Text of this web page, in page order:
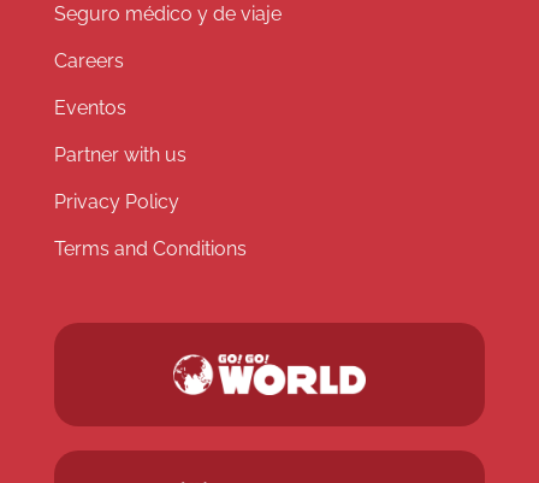
Seguro médico y de viaje
Careers
Eventos
Partner with us
Privacy Policy
Terms and Conditions